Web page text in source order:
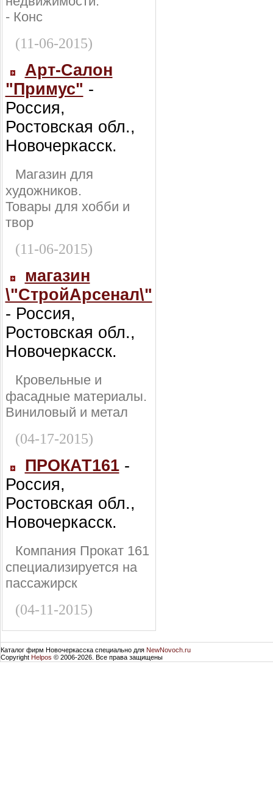
- Конс
(11-06-2015)
Арт-Салон
"Примус" -
Россия,
Ростовская обл.,
Новочеркасск.
Магазин для
художников.
Товары для хобби и
твор
(11-06-2015)
магазин
\"СтройАрсенал\"
- Россия,
Ростовская обл.,
Новочеркасск.
Кровельные и
фасадные материалы.
Виниловый и метал
(04-17-2015)
ПРОКАТ161-
Россия,
Ростовская обл.,
Новочеркасск.
Компания Прокат 161
специализируется на
пассажирск
(04-11-2015)
Каталог фирм Новочеркасска специально для NewNovoch.ru
Copyright Helpos © 2006-2026. Все права защищены